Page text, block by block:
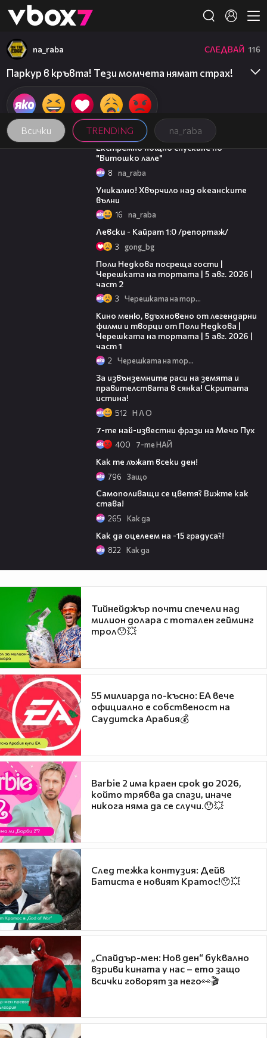
👾
Всички TRENDING na_raba
na_raba СЛЕДВАЙ 116
Паркур в кръвта! Тези момчета нямат страх!
04:21
Екстремно нощно спускане по
"Витошко лале"
8 na_raba
Уникално! Хвърчило над океанските
вълни
16 na_raba
Левски - Кайрат 1:0 /репортаж/
3 gong_bg
Поли Недкова посреща гости |
Черешката на тортата | 5 авг. 2026 |
част 2
3 Черешката на тортата
Кино меню, вдъхновено от легендарни
филми и творци от Поли Недкова |
Черешката на тортата | 5 авг. 2026 |
част 1
2 Черешката на тортата
За извънземните раси на земята и
правителствата в сянка! Скритата
истина!
512 Н Л О
7-те най-известни фрази на Мечо Пух
400 7-те НАЙ
Как те лъжат всеки ден!
796 Защо
Самополиващи се цветя? Вижте как
става!
265 Кaк дa
Как да оцелеем на -15 градуса?!
822 Кaк дa
Тийнейджър почти спечели над
милион долара с тотален гейминг
трол😯💥
55 милиарда по-късно: EA вече
официално е собственост на
Саудитска Арабия💰
Barbie 2 има краен срок до 2026,
който трябва да спази, иначе
никога няма да се случи.😯💥
След тежка контузия: Дейв
Батиста е новият Кратос!😯💥
„Спайдър-мен: Нов ден“ буквално
взриви кината у нас – ето защо
всички говорят за него👀🎬